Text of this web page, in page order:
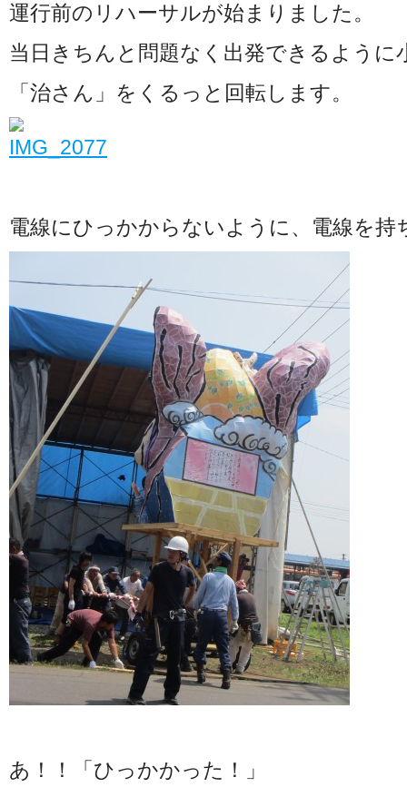
運行前のリハーサルが始まりました。
当日きちんと問題なく出発できるように
「治さん」をくるっと回転します。
電線にひっかからないように、電線を持
あ！！「ひっかかった！」